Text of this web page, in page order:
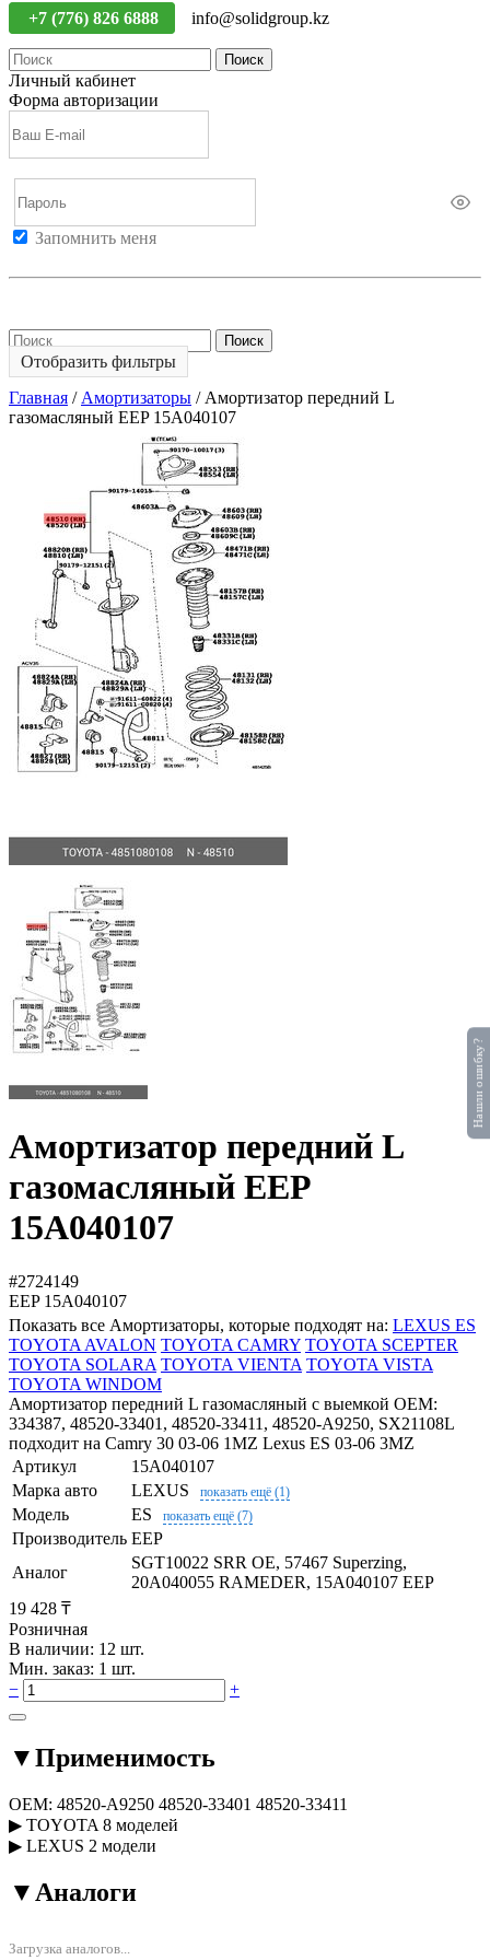
+7 (776) 826 6888 info@solidgroup.kz
Поиск
Личный кабинет
Форма авторизации
Запомнить меня
Поиск
Отобразить фильтры
Главная / Амортизаторы / Амортизатор передний L
газомасляный EEP 15A040107
Амортизатор передний L
газомасляный EEP
15A040107
#2724149
EEP 15A040107
Показать все Амортизаторы, которые подходят на: LEXUS ES
TOYOTA AVALON TOYOTA CAMRY TOYOTA SCEPTER
TOYOTA SOLARA TOYOTA VIENTA TOYOTA VISTA
TOYOTA WINDOM
Амортизатор передний L газомасляный с выемкой OEM:
334387, 48520-33401, 48520-33411, 48520-A9250, SX21108L
подходит на Camry 30 03-06 1MZ Lexus ES 03-06 3MZ
Артикул
15A040107
Марка авто
LEXUS показать ещё (1)
Модель ES показать ещё (7)
Производитель EEP
Аналог
SGT10022 SRR OE, 57467 Superzing,
20A040055 RAMEDER, 15A040107 EEP
19 428 ₸
Розничная
В наличии: 12 шт.
Мин. заказ: 1 шт.
−
+
▼Применимость
OEM: 48520-A9250 48520-33401 48520-33411
▶ TOYOTA 8 моделей
▶ LEXUS 2 модели
▼ Аналоги
Загрузка аналогов...
Нашли ошибку?